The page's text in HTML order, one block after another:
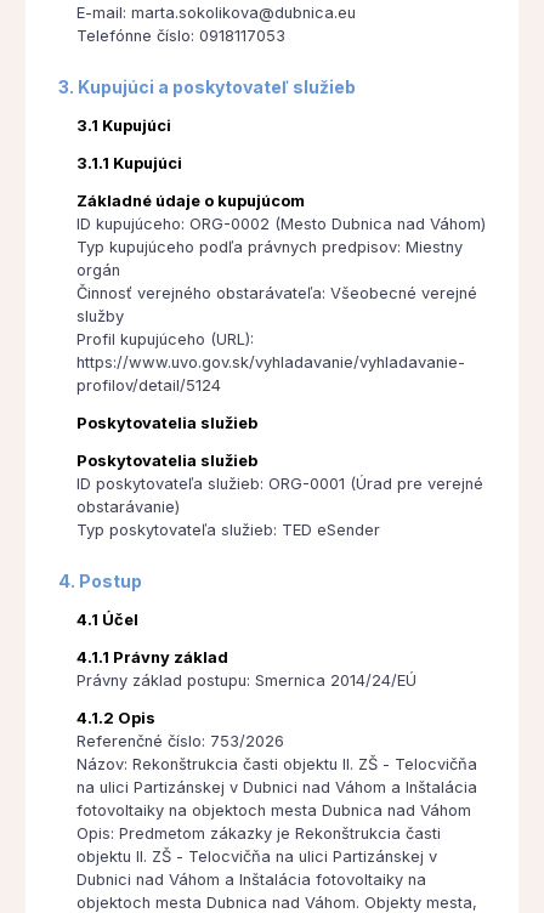
E-mail: marta.sokolikova@dubnica.eu
Telefónne číslo: 0918117053
3. Kupujúci a poskytovateľ služieb
3.1 Kupujúci
3.1.1 Kupujúci
Základné údaje o kupujúcom
ID kupujúceho: ORG-0002 (Mesto Dubnica nad Váhom)
Typ kupujúceho podľa právnych predpisov: Miestny
orgán
Činnosť verejného obstarávateľa: Všeobecné verejné
služby
Profil kupujúceho (URL):
https://www.uvo.gov.sk/vyhladavanie/vyhladavanie-
profilov/detail/5124
Poskytovatelia služieb
Poskytovatelia služieb
ID poskytovateľa služieb: ORG-0001 (Úrad pre verejné
obstarávanie)
Typ poskytovateľa služieb: TED eSender
4. Postup
4.1 Účel
4.1.1 Právny základ
Právny základ postupu: Smernica 2014/24/EÚ
4.1.2 Opis
Referenčné číslo: 753/2026
Názov: Rekonštrukcia časti objektu II. ZŠ - Telocvičňa
na ulici Partizánskej v Dubnici nad Váhom a Inštalácia
fotovoltaiky na objektoch mesta Dubnica nad Váhom
Opis: Predmetom zákazky je Rekonštrukcia časti
objektu II. ZŠ - Telocvičňa na ulici Partizánskej v
Dubnici nad Váhom a Inštalácia fotovoltaiky na
objektoch mesta Dubnica nad Váhom. Objekty mesta,